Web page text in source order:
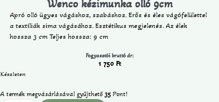
Wenco kézimunka olló 9cm
Apró olló ügyes vágáshoz, szabáshoz. Erős és éles vágófelülettel
a textíliák sima vágásához. Esztétikus megjelenés. Az élek
hossza 3 cm Teljes hossza: 9 cm
Fogyasztói bruttó ár:
1 750 Ft
Készleten
A termék megvásárlásával gyűjthető35 Pont!